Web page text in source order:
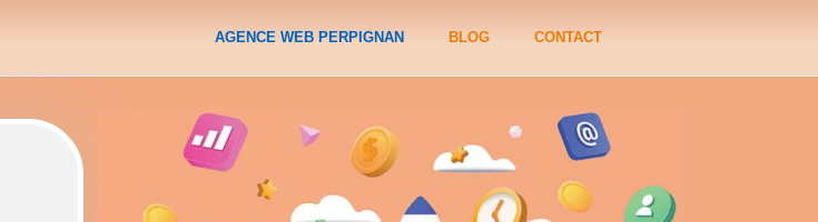
AGENCE WEB PERPIGNAN BLOG CONTACT